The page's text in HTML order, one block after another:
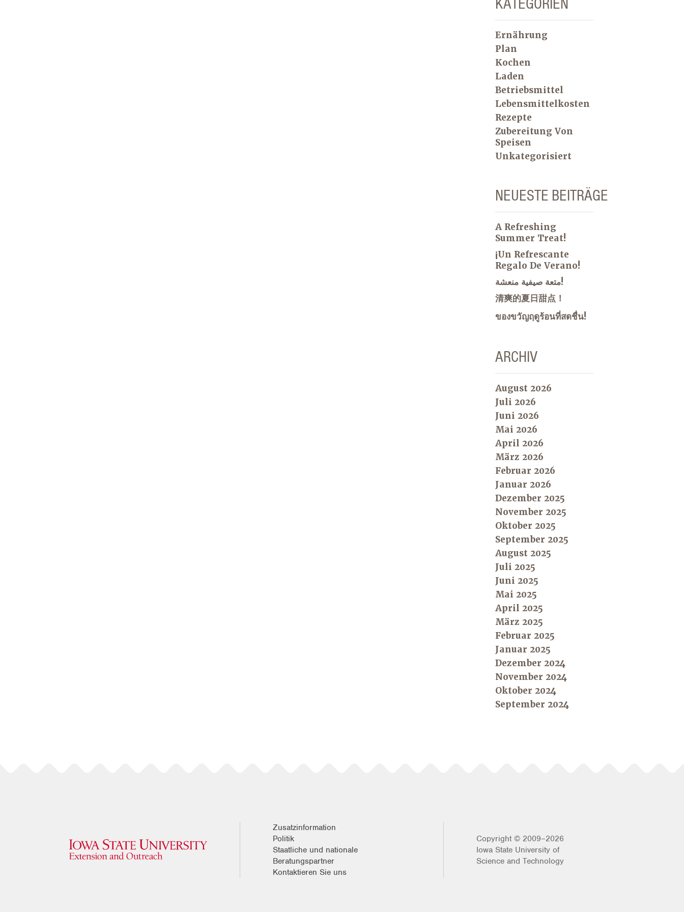
Ernährung
Plan
Kochen
Laden
Betriebsmittel
Lebensmittelkosten
Rezepte
Zubereitung Von
Speisen
Unkategorisiert
NEUESTE BEITRÄGE
A Refreshing
Summer Treat!
¡Un Refrescante
Regalo De Verano!
متعة صيفية منعشة!
清爽的夏日甜点！
ของขวัญฤดูร้อนที่สดชื่น!
ARCHIV
August 2026
Juli 2026
Juni 2026
Mai 2026
April 2026
März 2026
Februar 2026
Januar 2026
Dezember 2025
November 2025
Oktober 2025
September 2025
August 2025
Juli 2025
Juni 2025
Mai 2025
April 2025
März 2025
Februar 2025
Januar 2025
Dezember 2024
November 2024
Oktober 2024
September 2024
Zusatzinformation
Politik
Staatliche und nationale
Beratungspartner
Kontaktieren Sie uns
Copyright © 2009–2026
Iowa State University of
Science and Technology